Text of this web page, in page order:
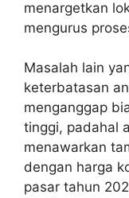
menargetkan
mengurus
Masalah lain
keterbatasan
menganggap
tinggi, padahal
menawarkan
dengan harga
pasar tahun